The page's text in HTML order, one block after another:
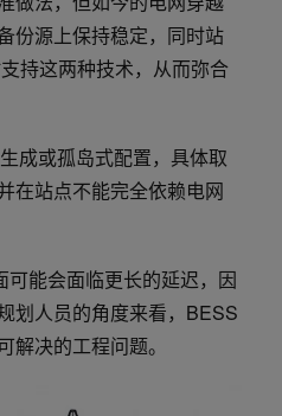
份源上保持稳定，同时站
持这两种技术，从而弥合
成或孤岛式配置，具体取
在站点不能完全依赖电网
能会面临更长的延迟，因
划人员的角度来看，BESS
决的工程问题。